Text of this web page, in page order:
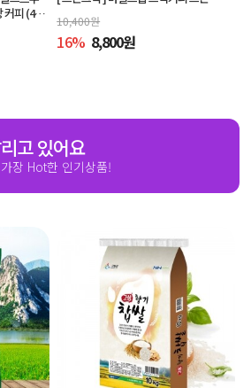
커피 (400
10,400원
16% 8,800원
고 있어요
장 Hot한 인기상품!